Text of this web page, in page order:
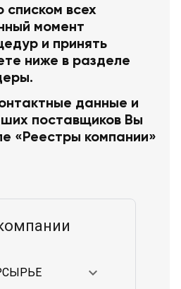
списком всех
момент
и принять
ниже в разделе
данные и
поставщиков Вы
«Реестры компании»